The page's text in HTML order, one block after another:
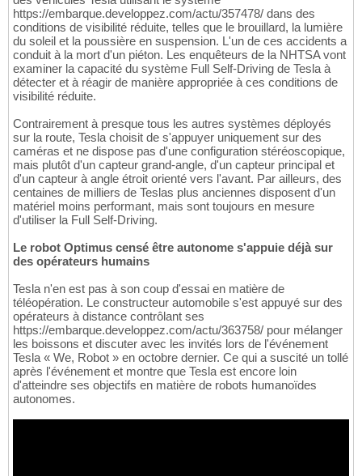
https://embarque.developpez.com/actu/357478/ dans des
conditions de visibilité réduite, telles que le brouillard, la lumière
du soleil et la poussière en suspension. L'un de ces accidents a
conduit à la mort d'un piéton. Les enquêteurs de la NHTSA vont
examiner la capacité du système Full Self-Driving de Tesla à
détecter et à réagir de manière appropriée à ces conditions de
visibilité réduite.
Contrairement à presque tous les autres systèmes déployés
sur la route, Tesla choisit de s'appuyer uniquement sur des
caméras et ne dispose pas d'une configuration stéréoscopique,
mais plutôt d'un capteur grand-angle, d'un capteur principal et
d'un capteur à angle étroit orienté vers l'avant. Par ailleurs, des
centaines de milliers de Teslas plus anciennes disposent d'un
matériel moins performant, mais sont toujours en mesure
d'utiliser la Full Self-Driving.
Le robot Optimus censé être autonome s'appuie déjà sur
des opérateurs humains
Tesla n'en est pas à son coup d'essai en matière de
téléopération. Le constructeur automobile s'est appuyé sur des
opérateurs à distance contrôlant ses
https://embarque.developpez.com/actu/363758/ pour mélanger
les boissons et discuter avec les invités lors de l'événement
Tesla « We, Robot » en octobre dernier. Ce qui a suscité un tollé
après l'événement et montre que Tesla est encore loin
d'atteindre ses objectifs en matière de robots humanoïdes
autonomes.